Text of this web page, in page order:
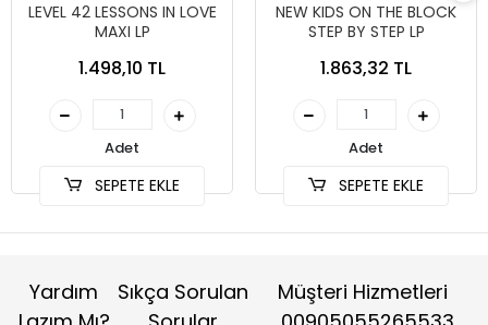
LEVEL 42 LESSONS IN LOVE
MAXI LP
1.498,10 TL
Adet
SEPETE EKLE
NEW KIDS ON THE BLOCK
STEP BY STEP LP
1.863,32 TL
Adet
SEPETE EKLE
Yardım
Sıkça Sorulan
Müşteri Hizmetleri